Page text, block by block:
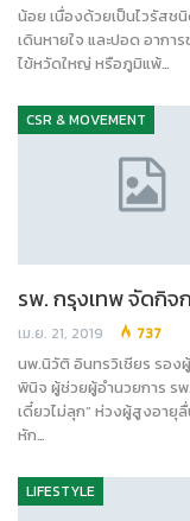
น้อย เนื่องด้วยเป็นไวรัสช
เดินหายใจ และปอด อากา
ไข้หวัดใหญ่ หรือภูมิแพ้…
CSR & MOVEMENT
รพ. กรุงเทพ จัดกิจ
เม.ย. 21, 2019 737
นพ.นิวัติ อินทรวิเชียร รอ
พินิจ ผู้ช่วยผู้อำนวยการ รพ
เดี๋ยวไม่ลุก” ห่วงผู้สูงอายุ
หัก…
LIFESTYLE